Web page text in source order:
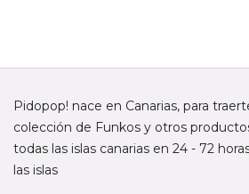
Pidopop! nace en Canarias, para
colección de Funkos y otros
todas las islas canarias en 24 - 72
las islas